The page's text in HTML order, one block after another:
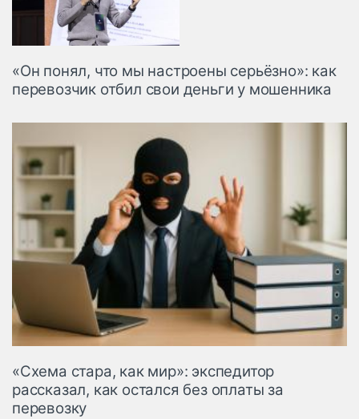
«Он понял, что мы настроены серьёзно»: как
перевозчик отбил свои деньги у мошенника
«Схема стара, как мир»: экспедитор
рассказал, как остался без оплаты за
перевозку